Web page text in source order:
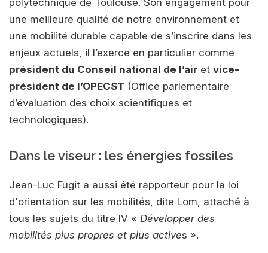
polytechnique de Toulouse. Son engagement pour
une meilleure qualité de notre environnement et
une mobilité durable capable de s’inscrire dans les
enjeux actuels, il l’exerce en particulier comme
président du Conseil national de l’air et vice-
président de l’OPECST (Office parlementaire
d’évaluation des choix scientifiques et
technologiques).
Dans le viseur : les énergies fossiles
Jean-Luc Fugit a aussi été rapporteur pour la loi
d'orientation sur les mobilités, dite Lom, attaché à
tous les sujets du titre IV « Développer des
mobilités plus propres et plus actives ».